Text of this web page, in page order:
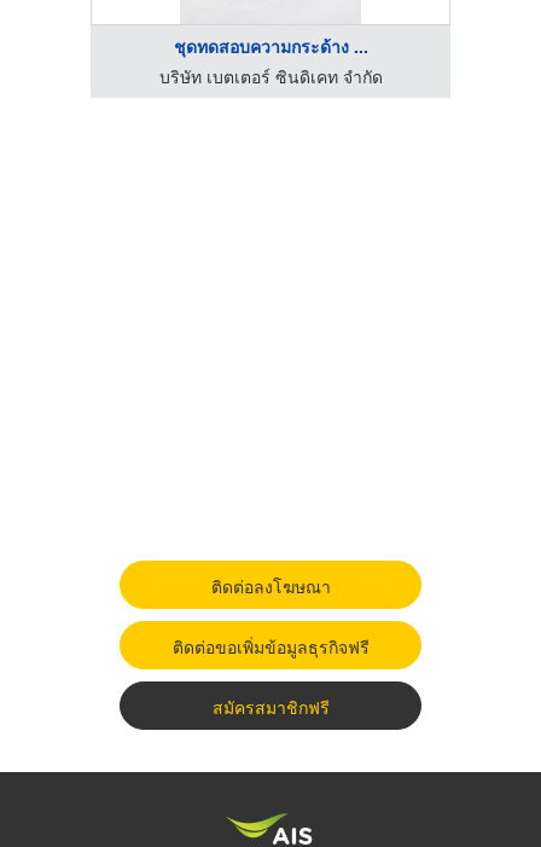
ชุดทดสอบความกระด้าง ...
บริษัท เบตเตอร์ ซินดิเคท จำกัด
ติดต่อลงโฆษณา
ติดต่อขอเพิ่มข้อมูลธุรกิจฟรี
สมัครสมาชิกฟรี